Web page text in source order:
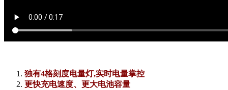
独有4格刻度电量灯,实时电量掌控
更快充电速度、更大电池容量